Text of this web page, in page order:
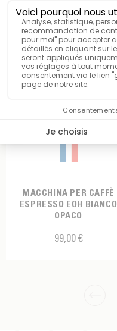
Macchina
MACCHINA PER CAFFÈ
ESPRESSO EOH BIANCO
OPACO
99,00 €